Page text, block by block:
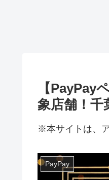
【PayPay
象店舗！千
※本サイトは、
PayPay